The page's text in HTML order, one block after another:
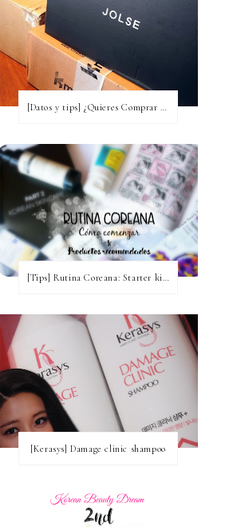
[Tips] Rutina Coreana: Starter kit para comenzar ~ Productos recomendados
[Kerasys] Damage clinic shampoo